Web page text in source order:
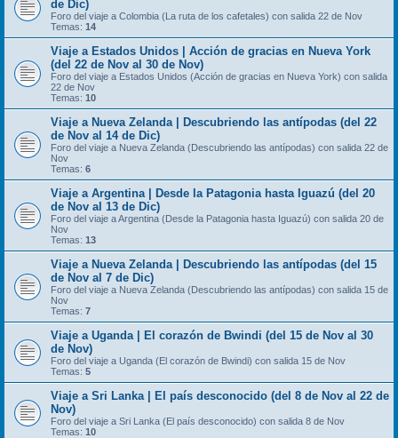
de Dic)
Foro del viaje a Colombia (La ruta de los cafetales) con salida 22 de Nov
Temas: 14
Viaje a Estados Unidos | Acción de gracias en Nueva York
(del 22 de Nov al 30 de Nov)
Foro del viaje a Estados Unidos (Acción de gracias en Nueva York) con salida
22 de Nov
Temas: 10
Viaje a Nueva Zelanda | Descubriendo las antípodas (del 22
de Nov al 14 de Dic)
Foro del viaje a Nueva Zelanda (Descubriendo las antípodas) con salida 22 de
Nov
Temas: 6
Viaje a Argentina | Desde la Patagonia hasta Iguazú (del 20
de Nov al 13 de Dic)
Foro del viaje a Argentina (Desde la Patagonia hasta Iguazú) con salida 20 de
Nov
Temas: 13
Viaje a Nueva Zelanda | Descubriendo las antípodas (del 15
de Nov al 7 de Dic)
Foro del viaje a Nueva Zelanda (Descubriendo las antípodas) con salida 15 de
Nov
Temas: 7
Viaje a Uganda | El corazón de Bwindi (del 15 de Nov al 30
de Nov)
Foro del viaje a Uganda (El corazón de Bwindi) con salida 15 de Nov
Temas: 5
Viaje a Sri Lanka | El país desconocido (del 8 de Nov al 22 de
Nov)
Foro del viaje a Sri Lanka (El país desconocido) con salida 8 de Nov
Temas: 10